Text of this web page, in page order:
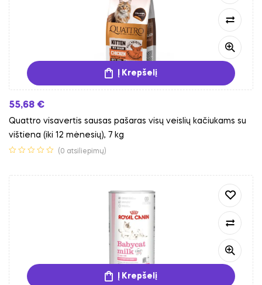
Į Krepšelį
55,68 €
Quattro visavertis sausas pašaras visų veislių kačiukams su
vištiena (iki 12 mėnesių), 7 kg
(0 atsiliepimų)
Į Krepšelį